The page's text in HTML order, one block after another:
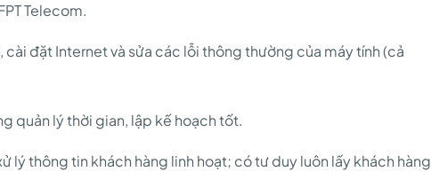
Telecom.
cài đặt Internet và sửa các lỗi thông thường của máy tính (cả
quản lý thời gian, lập kế hoạch tốt.
lý thông tin khách hàng linh hoạt; có tư duy luôn lấy khách hàng